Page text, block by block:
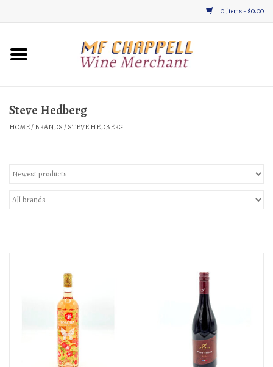
0 Items - $0.00
Home
Gifts & Gourmet
Location, Hours, & Events
Steve Hedberg
HOME/BRANDS/STEVE HEDBERG